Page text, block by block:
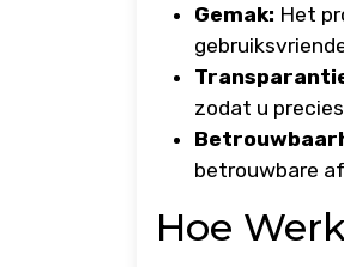
Gemak: Het
zodat u
betrouwbare
Hoe